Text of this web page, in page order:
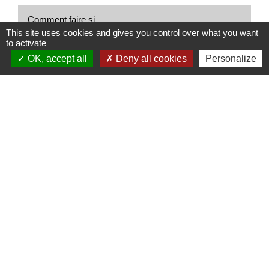
Comment faire si...
Je crée une association
This site uses cookies and gives you control over what you want
to activate
OK, accept all
Deny all cookies Personalize